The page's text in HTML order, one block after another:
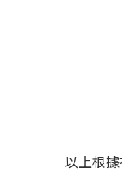
以上根